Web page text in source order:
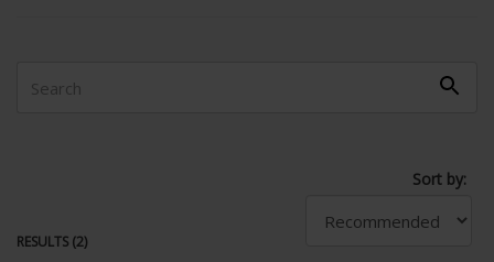
RESULTS (2)
Sort by: